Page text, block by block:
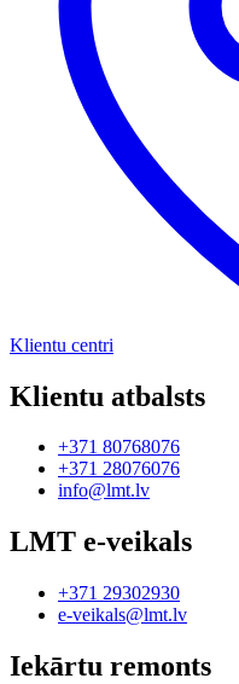
Klientu centri
Klientu atbalsts
+371 80768076
+371 28076076
info@lmt.lv
LMT e-veikals
+371 29302930
e-veikals@lmt.lv
Iekārtu remonts